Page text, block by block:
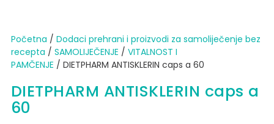
Početna / Dodaci prehrani i proizvodi za samoliječenje bez
recepta / SAMOLIJEČENJE / VITALNOST I
PAMČENJE / DIETPHARM ANTISKLERIN caps a 60
DIETPHARM ANTISKLERIN caps a
60